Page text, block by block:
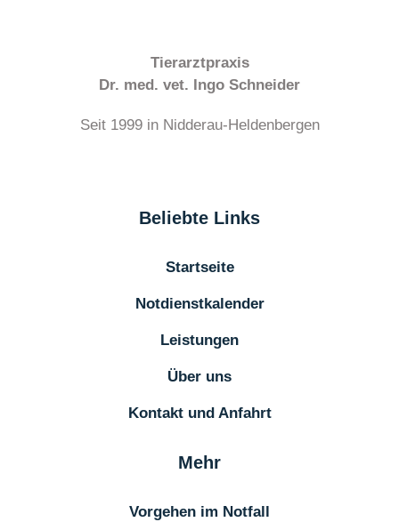
Tierarztpraxis
Dr. med. vet. Ingo Schneider
Seit 1999 in Nidderau-Heldenbergen
Beliebte Links
Startseite
Notdienstkalender
Leistungen
Über uns
Kontakt und Anfahrt
Mehr
Vorgehen im Notfall